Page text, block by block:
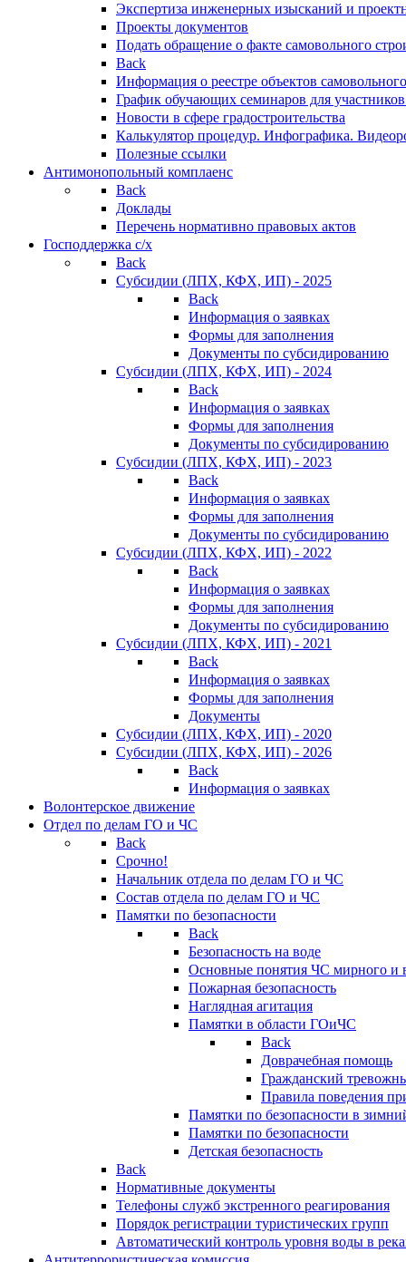
Экспертиза инженерных изысканий и
Проекты документов
Подать обращение о факте самовольного
Back
Информация о реестре объектов
График обучающих семинаров для участников
Новости в сфере градостроительства
Калькулятор процедур. Инфографика.
Полезные ссылки
Антимонопольный комплаенс
Back
Доклады
Перечень нормативно правовых актов
Господдержка с/х
Back
Субсидии (ЛПХ, КФХ, ИП) - 2025
Back
Информация о заявках
Формы для заполнения
Документы по субсидированию
Субсидии (ЛПХ, КФХ, ИП) - 2024
Back
Информация о заявках
Формы для заполнения
Документы по субсидированию
Субсидии (ЛПХ, КФХ, ИП) - 2023
Back
Информация о заявках
Формы для заполнения
Документы по субсидированию
Субсидии (ЛПХ, КФХ, ИП) - 2022
Back
Информация о заявках
Формы для заполнения
Документы по субсидированию
Субсидии (ЛПХ, КФХ, ИП) - 2021
Back
Информация о заявках
Формы для заполнения
Документы
Субсидии (ЛПХ, КФХ, ИП) - 2020
Субсидии (ЛПХ, КФХ, ИП) - 2026
Back
Информация о заявках
Волонтерское движение
Отдел по делам ГО и ЧС
Back
Срочно!
Начальник отдела по делам ГО и ЧС
Состав отдела по делам ГО и ЧС
Памятки по безопасности
Back
Безопасность на воде
Основные понятия ЧС мирного и
Пожарная безопасность
Наглядная агитация
Памятки в области ГОиЧС
Back
Доврачебная помощь
Гражданский
Правила поведения
Памятки по безопасности в
Памятки по безопасности
Детская безопасность
Back
Нормативные документы
Телефоны служб экстренного реагирования
Порядок регистрации туристических групп
Автоматический контроль уровня воды в